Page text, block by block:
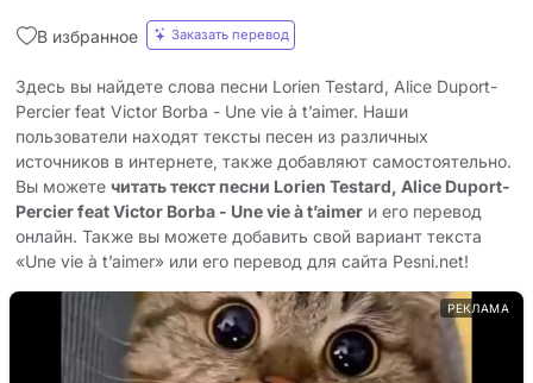
В избранное Заказать перевод
Здесь вы найдете слова песни Lorien Testard, Alice Duport-
Percier feat Victor Borba - Une vie à t’aimer. Наши
пользователи находят тексты песен из различных
источников в интернете, также добавляют самостоятельно.
Вы можете читать текст песни Lorien Testard, Alice Duport-
Percier feat Victor Borba - Une vie à t’aimer и его перевод
онлайн. Также вы можете добавить свой вариант текста
«Une vie à t’aimer» или его перевод для сайта Pesni.net!
РЕКЛАМА